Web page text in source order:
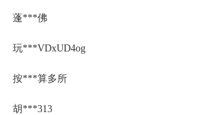
蓬***佛
玩***VDxUD4og
按***算多所
胡***313